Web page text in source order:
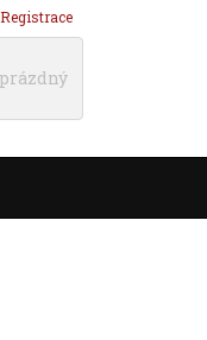
Registrace